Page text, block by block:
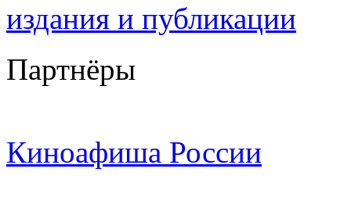
издания и публикации
Партнёры
Киноафиша России